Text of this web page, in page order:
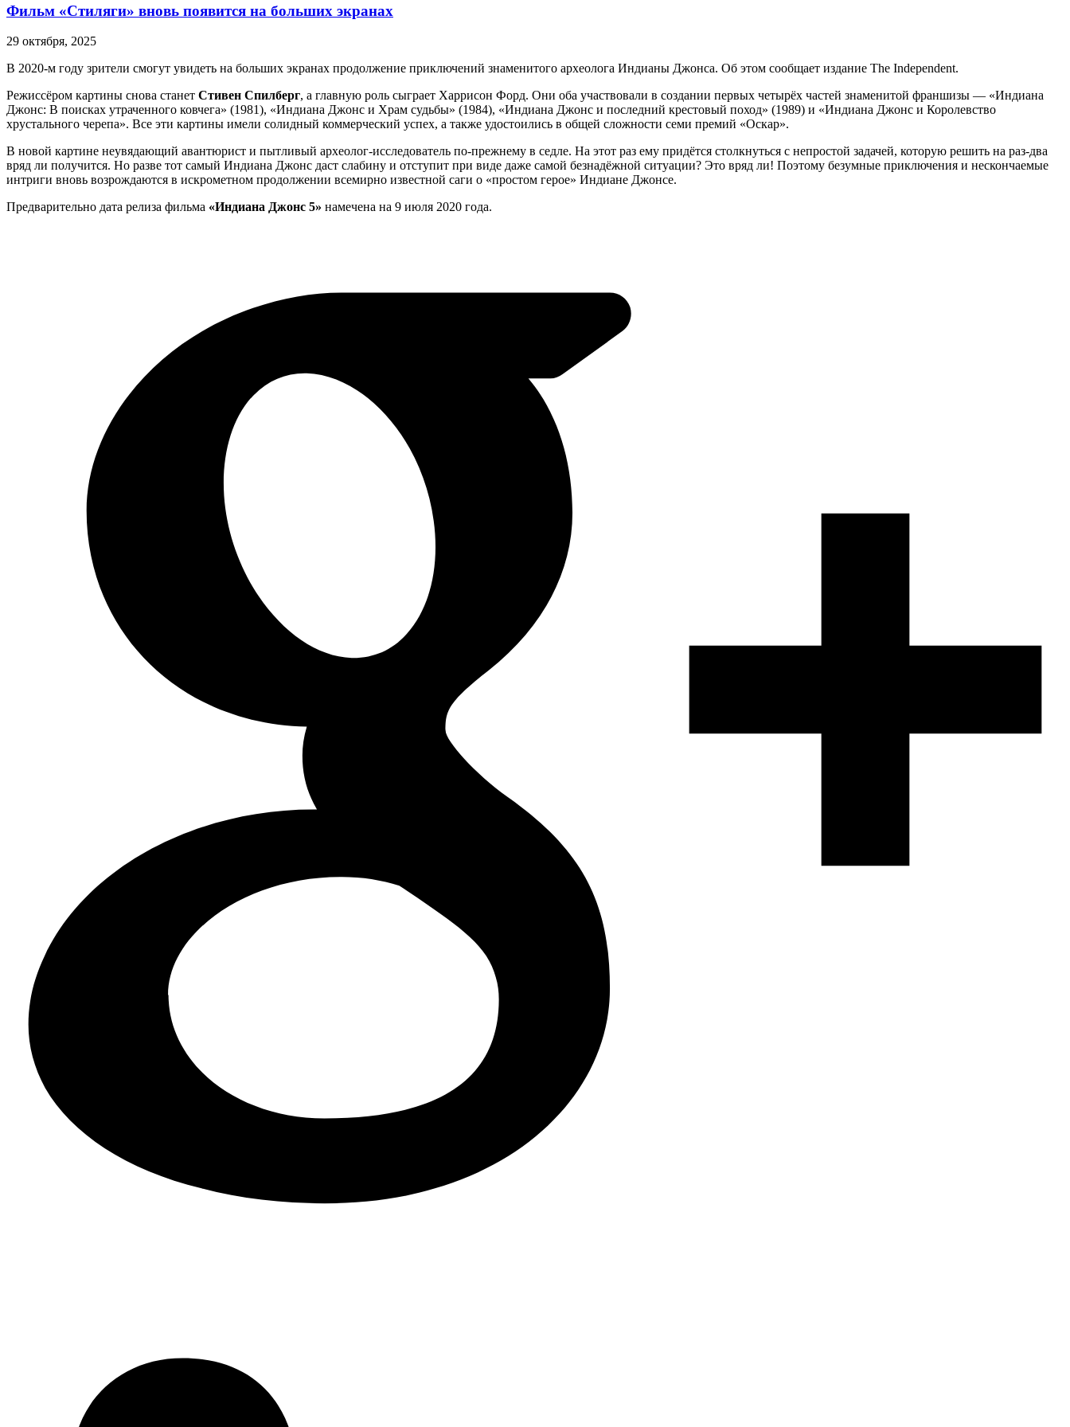
Фильм «Стиляги» вновь появится на больших экранах
29 октября, 2025
В 2020-м году зрители смогут увидеть на больших экранах продолжение приключений знаменитого археолога Индианы Джонса. Об этом сообщает издание The Independent.
Режиссёром картины снова станет Стивен Спилберг, а главную роль сыграет Харрисон Форд. Они оба участвовали в создании первых четырёх частей знаменитой франшизы — «Индиана
Джонс: В поисках утраченного ковчега» (1981), «Индиана Джонс и Храм судьбы» (1984), «Индиана Джонс и последний крестовый поход» (1989) и «Индиана Джонс и Королевство
хрустального черепа». Все эти картины имели солидный коммерческий успех, а также удостоились в общей сложности семи премий «Оскар».
В новой картине неувядающий авантюрист и пытливый археолог-исследователь по-прежнему в седле. На этот раз ему придётся столкнуться с непростой задачей, которую решить на раз-два
вряд ли получится. Но разве тот самый Индиана Джонс даст слабину и отступит при виде даже самой безнадёжной ситуации? Это вряд ли! Поэтому безумные приключения и нескончаемые
интриги вновь возрождаются в искрометном продолжении всемирно известной саги о «простом герое» Индиане Джонсе.
Предварительно дата релиза фильма «Индиана Джонс 5» намечена на 9 июля 2020 года.